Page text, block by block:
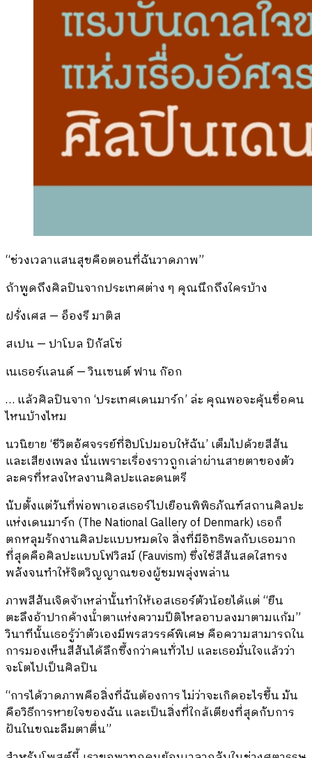
“ช่วงเวลาแสนสุขคือตอนที่ฉันวาดภาพ”
ถ้าพูดถึงศิลปินจากประเทศต่าง ๆ คุณนึกถึงใครบ้าง
ฝรั่งเศส — อ็องรี มาติส
สเปน — ปาโบล ปิกัสโซ่
เนเธอร์แลนด์ — วินเซนต์ ฟาน ก๊อก
… แล้วศิลปินจาก ‘ประเทศเดนมาร์ก’ ล่ะ คุณพอจะคุ้นชื่อคน
ไหนบ้างไหม
นวนิยาย ‘ชีวิตอัศจรรย์ที่ฮิปโปมอบให้ฉัน’ เต็มไปด้วยสีสัน
และเสียงเพลง นั่นเพราะเรื่องราวถูกเล่าผ่านสายตาของตัว
ละครที่หลงใหลงานศิลปะและดนตรี
นับตั้งแต่วันที่พ่อพาเอสเธอร์ไปเยือนพิพิธภัณฑ์สถานศิลปะ
แห่งเดนมาร์ก (The National Gallery of Denmark) เธอก็
ตกหลุมรักงานศิลปะแบบหมดใจ สิ่งที่มีอิทธิพลกับเธอมาก
ที่สุดคือศิลปะแบบโฟวิสม์ (Fauvism) ซึ่งใช้สีสันสดใสทรง
พลังจนทำให้จิตวิญญาณของผู้ชมพลุ่งพล่าน
ภาพสีสันเจิดจ้าเหล่านั้นทำให้เอสเธอร์ตัวน้อยได้แต่ “ยืน
ตะลึงอ้าปากค้างน้ําตาแห่งความปีติไหลอาบลงมาตามแก้ม”
วินาทีนั้นเธอรู้ว่าตัวเองมีพรสวรรค์พิเศษ คือความสามารถใน
การมองเห็นสีสันได้ลึกซึ้งกว่าคนทั่วไป และเธอมั่นใจแล้วว่า
จะโตไปเป็นศิลปิน
“การได้วาดภาพคือสิ่งที่ฉันต้องการ ไม่ว่าจะเกิดอะไรขึ้น มัน
คือวิธีการหายใจของฉัน และเป็นสิ่งที่ใกล้เตียงที่สุดกับการ
ฝันในขณะลืมตาตื่น”